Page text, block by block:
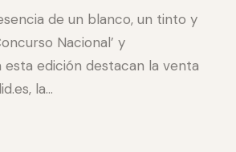
de un blanco, un tinto y
Nacional’ y
esta edición destacan la venta
la…